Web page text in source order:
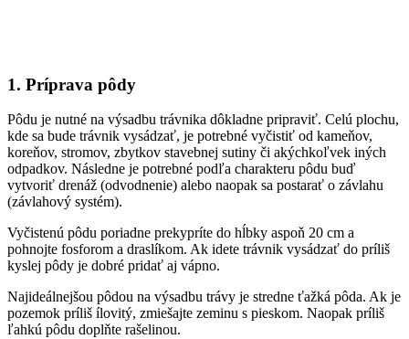
1. Príprava pôdy
Pôdu je nutné na výsadbu trávnika dôkladne pripraviť. Celú plochu,
kde sa bude trávnik vysádzať, je potrebné vyčistiť od kameňov,
koreňov, stromov, zbytkov stavebnej sutiny či akýchkoľvek iných
odpadkov. Následne je potrebné podľa charakteru pôdu buď
vytvoriť drenáž (odvodnenie) alebo naopak sa postarať o závlahu
(závlahový systém).
Vyčistenú pôdu poriadne prekypríte do hĺbky aspoň 20 cm a
pohnojte fosforom a draslíkom. Ak idete trávnik vysádzať do príliš
kyslej pôdy je dobré pridať aj vápno.
Najideálnejšou pôdou na výsadbu trávy je stredne ťažká pôda. Ak je
pozemok príliš ílovitý, zmiešajte zeminu s pieskom. Naopak príliš
ľahkú pôdu doplňte rašelinou.